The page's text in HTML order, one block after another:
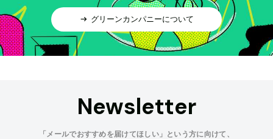
グリーンカンパニーについて
Newsletter
「メールでおすすめを届けてほしい」という方に向けて、